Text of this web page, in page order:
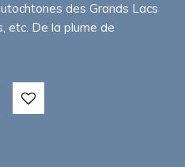
des Grands Lacs
etc. De la plume de